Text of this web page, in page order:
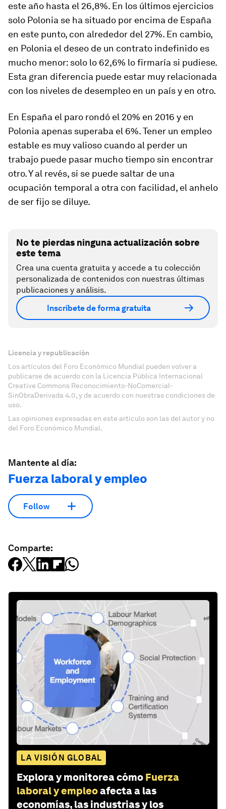
este año hasta el 26,8%. En los últimos ejercicios
solo Polonia se ha situado por encima de España
en este punto, con alrededor del 27%. En cambio,
en Polonia el deseo de un contrato indefinido es
mucho menor: solo lo 62,6% lo firmaría si pudiese.
Esta gran diferencia puede estar muy relacionada
con los niveles de desempleo en un país y en otro.
En España el paro rondó el 20% en 2016 y en
Polonia apenas superaba el 6%. Tener un empleo
estable es muy valioso cuando al perder un
trabajo puede pasar mucho tiempo sin encontrar
otro. Y al revés, si se puede saltar de una
ocupación temporal a otra con facilidad, el anhelo
de ser fijo se diluye.
No te pierdas ninguna actualización sobre
este tema
Crea una cuenta gratuita y accede a tu colección
personalizada de contenidos con nuestras últimas
publicaciones y análisis.
Inscríbete de forma gratuita
Licencia y republicación
Los artículos del Foro Económico Mundial pueden volver a
publicarse de acuerdo con la Licencia Pública Internacional
Creative Commons Reconocimiento-NoComercial-
SinObraDerivada 4.0, y de acuerdo con nuestras condiciones de
uso.
Las opiniones expresadas en este artículo son las del autor y no
del Foro Económico Mundial.
Mantente al día:
Fuerza laboral y empleo
Follow
Comparte:
LA VISIÓN GLOBAL
Explora y monitorea cómo Fuerza
laboral y empleoafecta a las
economías, las industrias y los